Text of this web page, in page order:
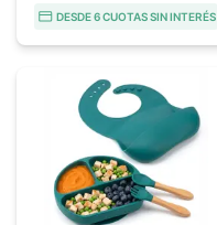
DESDE 6 CUOTAS SIN INTERÉS